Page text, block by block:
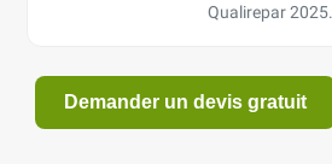
Qualirepar 2025.
Demander un devis gratuit